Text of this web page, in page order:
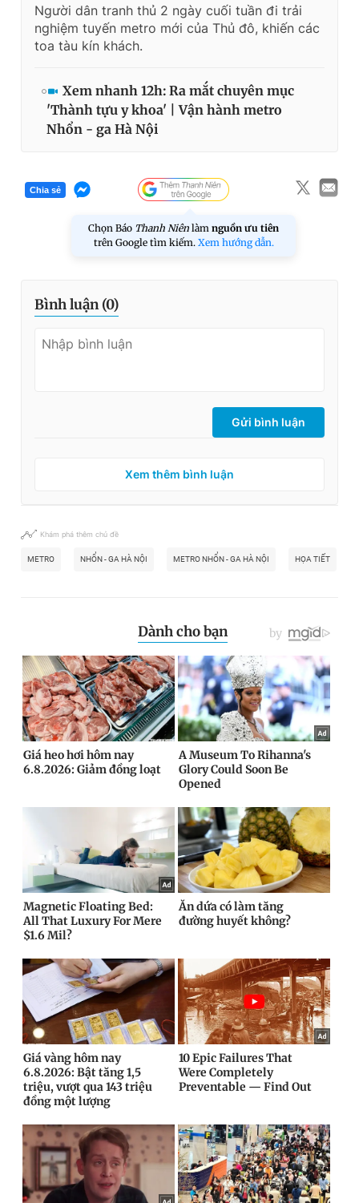
Người dân tranh thủ 2 ngày cuối tuần đi trải
nghiệm tuyến metro mới của Thủ đô, khiến các
toa tàu kín khách.
Xem nhanh 12h: Ra mắt chuyên mục
'Thành tựu y khoa' | Vận hành metro
Nhổn - ga Hà Nội
Chia sẻ
Chọn Báo Thanh Niên làm nguồn ưu tiên
trên Google tìm kiếm. Xem hướng dẫn.
Bình luận (0)
Gửi bình luận
Xem thêm bình luận
Khám phá thêm chủ đề
METRO NHỔN - GA HÀ NỘI METRO NHỔN - GA HÀ NỘI HỌA TIẾT